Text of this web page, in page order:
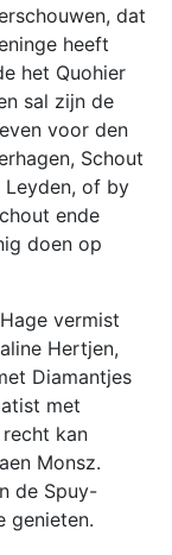
dat
heeft
het Quohier
sal zijn de
voor den
Schout
of by
ende
doen op
vermist
Hertjen,
Diamantjes
met
kan
Monsz.
de Spuy-
genieten.